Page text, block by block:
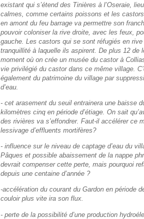
existant qui s’étend des Tinières à l’Oseraie,
calmes, comme certains poissons et les
en amont du feu barrage va permettre son
pouvoir coloniser la rive droite, avec les feux,
gauche. Les castors qui se sont réfugiés en
tranquillité à laquelle ils aspirent. De plus 12 de
moment où on crée un musée du castor à
vie privilégié du castor dans ce même village.
également du patrimoine du village par
d’eau.
- cet arasement du seuil entrainera une baisse
kilomètres cinq en période d’étiage. On sait
des rivières va s’effondrer. Faut-il accélérer ce
lessivage d’effluents mortifères?
- influence sur le niveau de captage d’eau du
Pâques et possible abaissement de la nappe
devrait compenser cette perte, mais pourquoi
depuis une centaine d’année ?
-accélération du courant du Gardon en période
couloir plus vite ira son flux.
- perte de la possibilité d’une production